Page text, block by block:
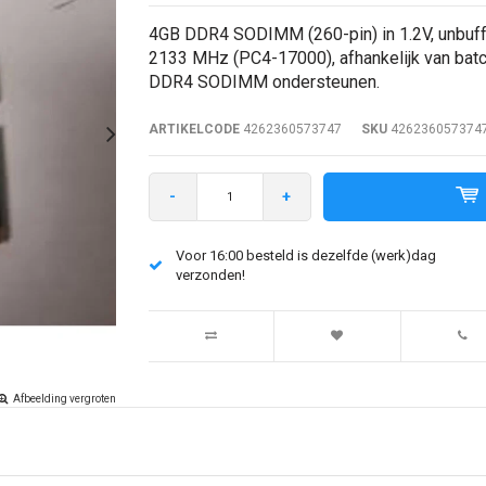
Afbeelding vergroten
4GB DDR4 SODIMM (260-pin) in 1.2V,
2133 MHz (PC4-17000), afhankelijk van
DDR4 SODIMM ondersteunen.
ARTIKELCODE4262360573747 SKU
- +
Voor 16:00 besteld is dezelfde (werk)dag
verzonden!